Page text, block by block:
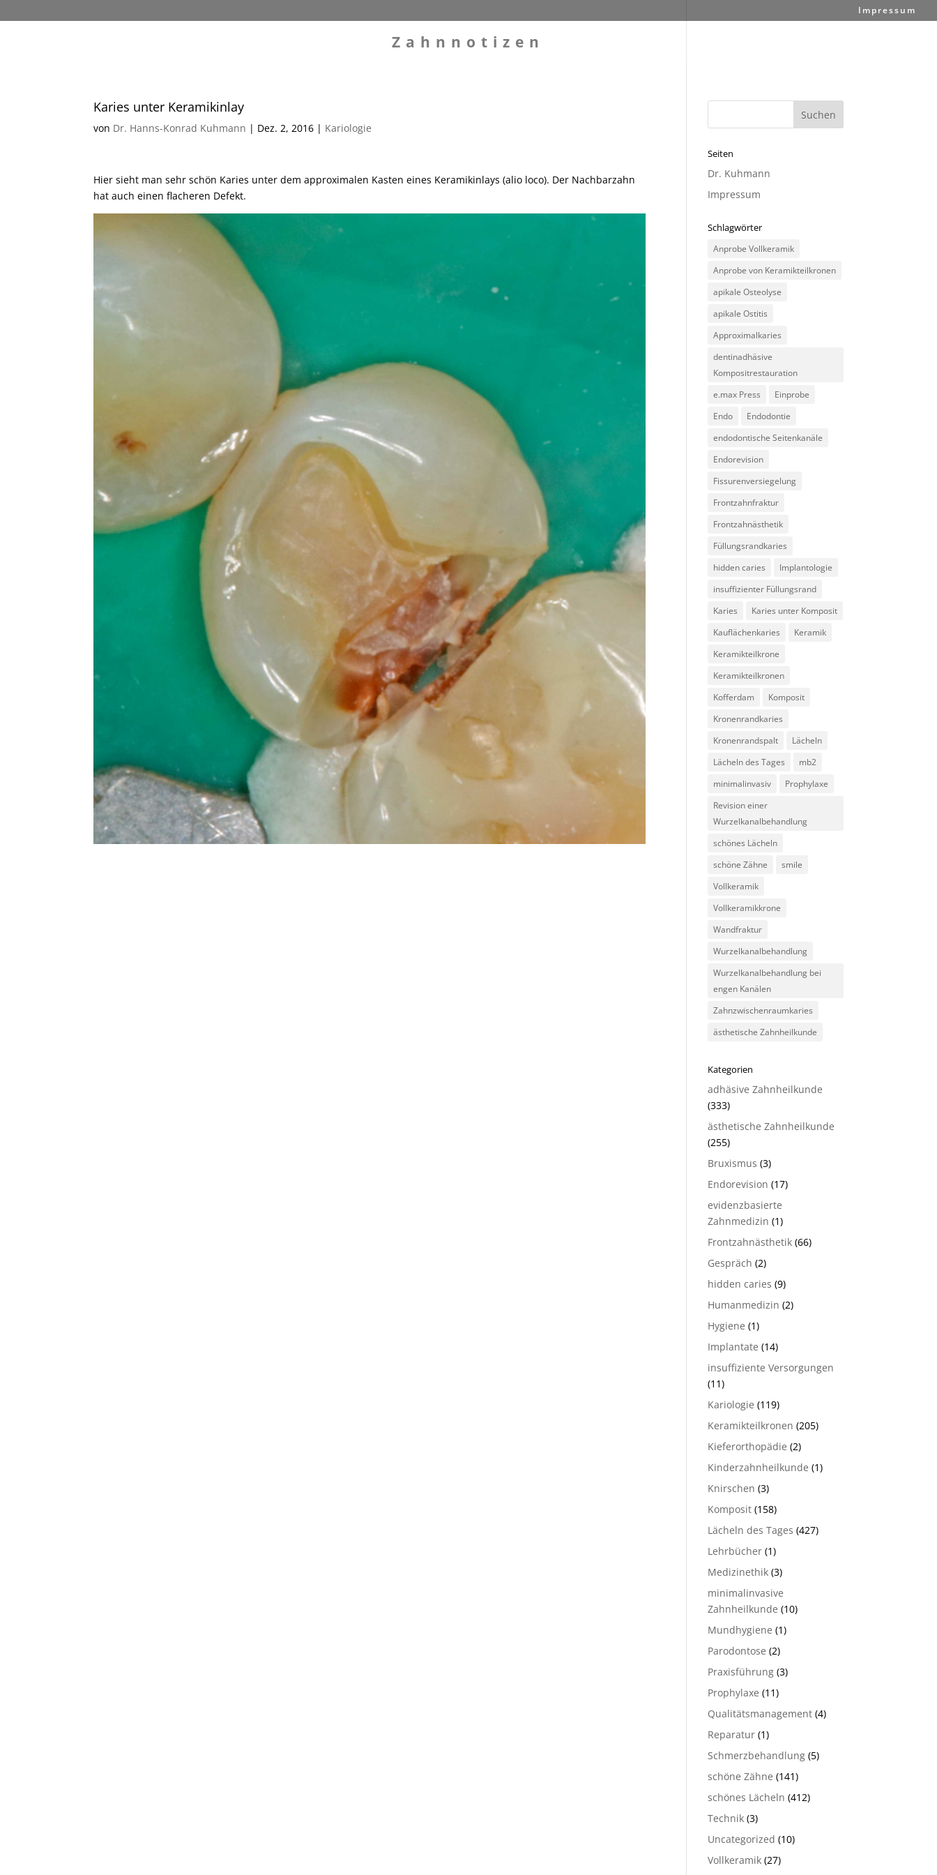
Impressum
Zahnnotizen
Karies unter Keramikinlay
von Dr. Hanns-Konrad Kuhmann | Dez. 2, 2016 | Kariologie
Hier sieht man sehr schön Karies unter dem approximalen Kasten eines Keramikinlays (alio loco). Der Nachbarzahn
hat auch einen flacheren Defekt.
Seiten
Dr. Kuhmann
Impressum
Schlagwörter
Anprobe Vollkeramik
Anprobe von Keramikteilkronen
apikale Osteolyse
apikale Ostitis
Approximalkaries
dentinadhäsive
Kompositrestauration
e.max Press
Einprobe
Endo
Endodontie
endodontische Seitenkanäle
Endorevision
Fissurenversiegelung
Frontzahnfraktur
Frontzahnästhetik
Füllungsrandkaries
hidden caries
Implantologie
insuffizienter Füllungsrand
Karies
Karies unter Komposit
Kauflächenkaries
Keramik
Keramikteilkrone
Keramikteilkronen
Kofferdam
Komposit
Kronenrandkaries
Kronenrandspalt
Lächeln
Lächeln des Tages
mb2
minimalinvasiv
Prophylaxe
Revision einer
Wurzelkanalbehandlung
schönes Lächeln
schöne Zähne
smile
Vollkeramik
Vollkeramikkrone
Wandfraktur
Wurzelkanalbehandlung
Wurzelkanalbehandlung bei
engen Kanälen
Zahnzwischenraumkaries
ästhetische Zahnheilkunde
Kategorien
adhäsive Zahnheilkunde
(333)
ästhetische Zahnheilkunde
(255)
Bruxismus (3)
Endorevision (17)
evidenzbasierte
Zahnmedizin (1)
Frontzahnästhetik (66)
Gespräch (2)
hidden caries (9)
Humanmedizin (2)
Hygiene (1)
Implantate (14)
insuffiziente Versorgungen
(11)
Kariologie (119)
Keramikteilkronen (205)
Kieferorthopädie (2)
Kinderzahnheilkunde (1)
Knirschen (3)
Komposit (158)
Lächeln des Tages (427)
Lehrbücher (1)
Medizinethik (3)
minimalinvasive
Zahnheilkunde (10)
Mundhygiene (1)
Parodontose (2)
Praxisführung (3)
Prophylaxe (11)
Qualitätsmanagement (4)
Reparatur (1)
Schmerzbehandlung (5)
schöne Zähne (141)
schönes Lächeln (412)
Technik (3)
Uncategorized (10)
Vollkeramik (27)